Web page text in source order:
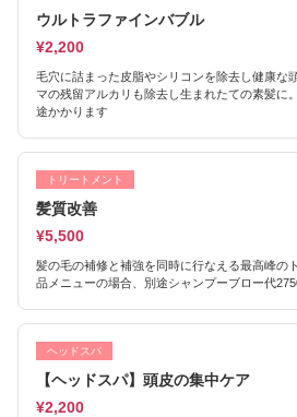
ウルトラファインバブル
¥2,200
毛穴に詰まった皮脂やシリコンを除去し健康な
マの残留アルカリも除去し生まれたての素髪に
途かかります
トリートメント
髪質改善
¥5,500
髪の毛の補修と補強を同時に行なえる最高峰の
品メニューの場合、別途シャンプーブロー代
ヘッドスパ
【ヘッドスパ】頭皮の集中ケア
¥2,200